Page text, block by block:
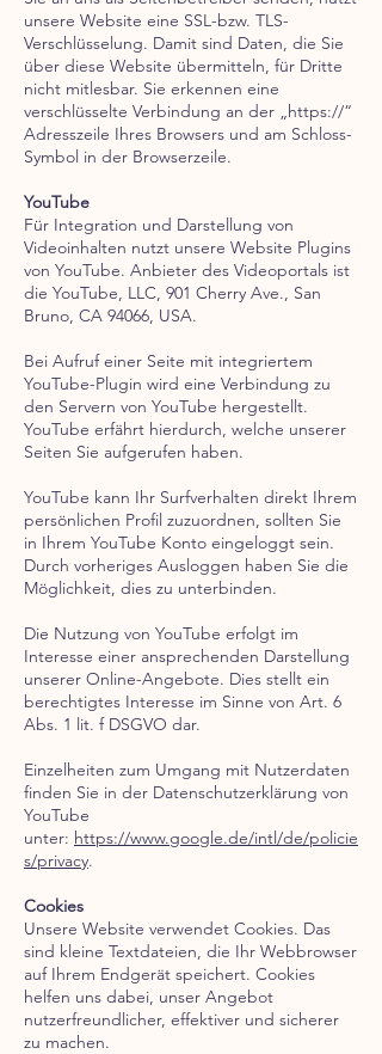
unsere Website eine SSL-bzw. TLS-
Verschlüsselung. Damit sind Daten, die Sie
über diese Website übermitteln, für Dritte
nicht mitlesbar. Sie erkennen eine
verschlüsselte Verbindung an der „https://“
Adresszeile Ihres Browsers und am Schloss-
Symbol in der Browserzeile.
YouTube
Für Integration und Darstellung von
Videoinhalten nutzt unsere Website Plugins
von YouTube. Anbieter des Videoportals ist
die YouTube, LLC, 901 Cherry Ave., San
Bruno, CA 94066, USA.
Bei Aufruf einer Seite mit integriertem
YouTube-Plugin wird eine Verbindung zu
den Servern von YouTube hergestellt.
YouTube erfährt hierdurch, welche unserer
Seiten Sie aufgerufen haben.
YouTube kann Ihr Surfverhalten direkt Ihrem
persönlichen Profil zuzuordnen, sollten Sie
in Ihrem YouTube Konto eingeloggt sein.
Durch vorheriges Ausloggen haben Sie die
Möglichkeit, dies zu unterbinden.
Die Nutzung von YouTube erfolgt im
Interesse einer ansprechenden Darstellung
unserer Online-Angebote. Dies stellt ein
berechtigtes Interesse im Sinne von Art. 6
Abs. 1 lit. f DSGVO dar.
Einzelheiten zum Umgang mit Nutzerdaten
finden Sie in der Datenschutzerklärung von
YouTube
unter: https://www.google.de/intl/de/policie
s/privacy.
Cookies
Unsere Website verwendet Cookies. Das
sind kleine Textdateien, die Ihr Webbrowser
auf Ihrem Endgerät speichert. Cookies
helfen uns dabei, unser Angebot
nutzerfreundlicher, effektiver und sicherer
zu machen.